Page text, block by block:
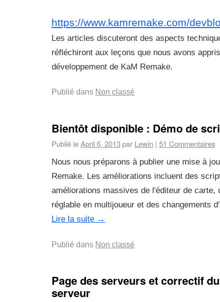
https://www.kamremake.com/
Les articles discuteront des aspects
réfléchiront aux leçons que nous avons
développement de KaM Remake.
Publié dans Non classé
Bientôt disponible : Démo de
Publié leApril 6, 2013 par Lewin | 51 Commentaires
Nous nous préparons à publier une mise à
Remake. Les améliorations incluent des
améliorations massives de l'éditeur de carte,
réglable en multijoueur et des changements
Lire la suite →
Publié dans Non classé
Page des serveurs et correctif
serveur